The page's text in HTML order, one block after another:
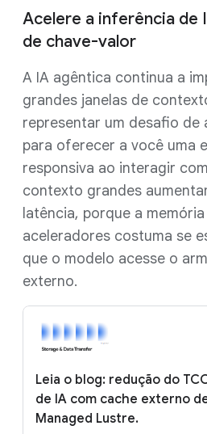
Acelere a inferência de
de chave-valor
A IA agêntica continua a
grandes janelas de
representar um desafio de
para oferecer a você uma
responsiva ao interagir
contexto grandes
latência, porque a
aceleradores costuma se
que o modelo acesse o
externo.
Leia o blog: redução do
de IA com cache externo
Managed Lustre.